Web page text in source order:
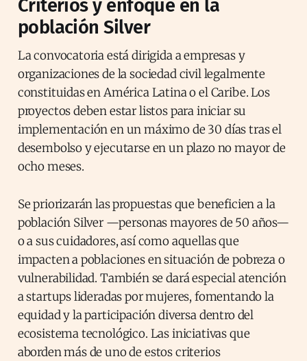
Criterios y enfoque en la
población Silver
La convocatoria está dirigida a empresas y
organizaciones de la sociedad civil legalmente
constituidas en América Latina o el Caribe. Los
proyectos deben estar listos para iniciar su
implementación en un máximo de 30 días tras el
desembolso y ejecutarse en un plazo no mayor de
ocho meses.
Se priorizarán las propuestas que beneficien a la
población Silver —personas mayores de 50 años—
o a sus cuidadores, así como aquellas que
impacten a poblaciones en situación de pobreza o
vulnerabilidad. También se dará especial atención
a startups lideradas por mujeres, fomentando la
equidad y la participación diversa dentro del
ecosistema tecnológico. Las iniciativas que
aborden más de uno de estos criterios